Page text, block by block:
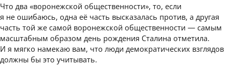
Что два «воронежской общественности», то, если
я не ошибаюсь, одна её часть высказалась против, а другая
часть той же самой воронежской общественности — самым
масштабным образом день рождения Сталина отметила.
И я мягко намекаю вам, что люди демократических взглядов
должны бы это учитывать.